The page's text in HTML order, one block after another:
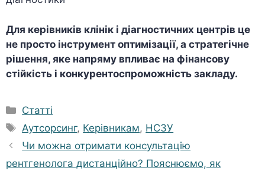
Для керівників клінік і діагностичних центрів це
не просто інструмент оптимізації, а стратегічне
рішення, яке напряму впливає на фінансову
стійкість і конкурентоспроможність закладу.
Категорії
Статті
Позначки
Аутсорсинг, Керівникам, НСЗУ
Чи можна отримати консультацію
рентгенолога дистанційно? Пояснюємо, як